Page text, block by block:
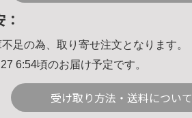
足の為、取り寄せ注文となります。
6:54頃のお届け予定です。
受け取り方法・送料について